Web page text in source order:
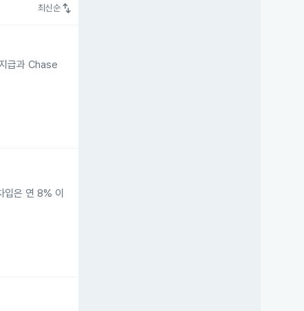
최신순 swap_vert
급과 Chase
은 연 8% 이